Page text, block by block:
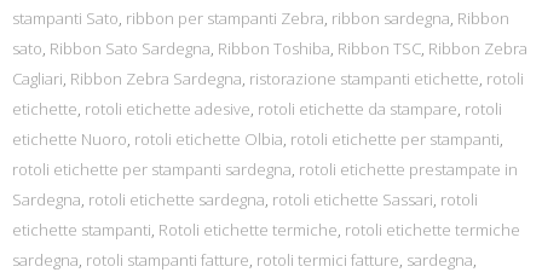
stampanti Sato, ribbon per stampanti Zebra, ribbon sardegna, Ribbon
sato, Ribbon Sato Sardegna, Ribbon Toshiba, Ribbon TSC, Ribbon Zebra
Cagliari, Ribbon Zebra Sardegna, ristorazione stampanti etichette, rotoli
etichette, rotoli etichette adesive, rotoli etichette da stampare, rotoli
etichette Nuoro, rotoli etichette Olbia, rotoli etichette per stampanti,
rotoli etichette per stampanti sardegna, rotoli etichette prestampate in
Sardegna, rotoli etichette sardegna, rotoli etichette Sassari, rotoli
etichette stampanti, Rotoli etichette termiche, rotoli etichette termiche
sardegna, rotoli stampanti fatture, rotoli termici fatture, sardegna,